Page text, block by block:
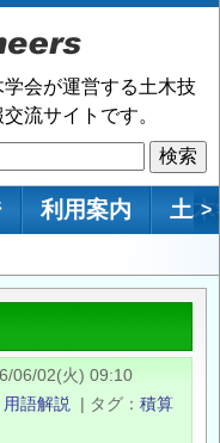
会が運営する土木技
流サイトです。
利用案内 土 >
06/02(火) 09:10
用語解説 | タグ
積算